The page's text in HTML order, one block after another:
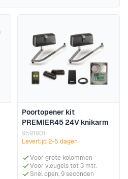
Poortopener kit
PREMIER45 24V knikarm
9591901
Levertijd 2-5 dagen
Voor grote kolommen
Voor vleugels tot 3 mtr.
Snel open, 9 seconden